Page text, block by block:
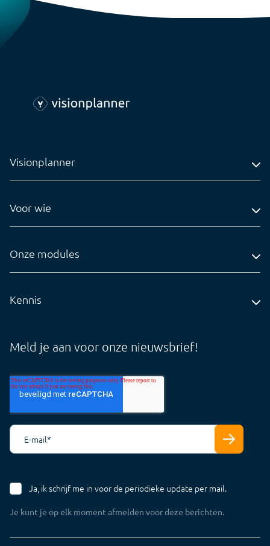
Meld je aan voor onze nieuwsbrief!
E-mail*
Ja, ik schrijf me in voor de periodieke update per mail.
Je kunt je op elk moment afmelden voor deze berichten.
Visionplanner
Contact
info@visionplanner.com
Voor wie
Accountantskantoren
Administratiekantoren
Ondernemingen
Onze modules
Compilation
Insights
Core
Kennis
Whitepapers
Support Offline